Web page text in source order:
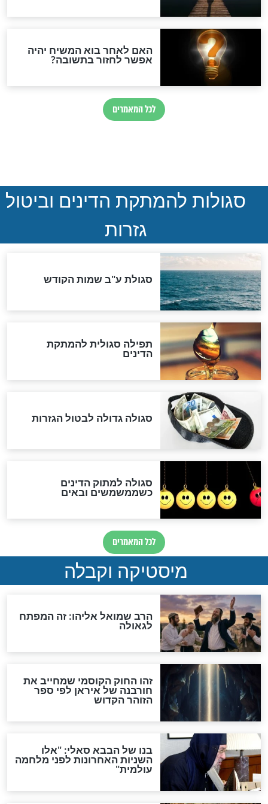
חדשות יהדות
הותר לפרסום: לוחמי מילואים
נהרגו בדרום לבנון
ההסכם החשאי של טראמפ
ואיראן: בלי שקיפות ועם הרבה
סימני שאלה
המסמך האבוד שנחשף
במרתפי מוסקבה: כתב היד
הנדיר של הרשב"ם התגלה
"מודה לקב"ה על כל השנים"
לכל המאמרים
אחרית הימים
האם אפשר לחשב את הקץ?
מה יהיה בימות המשיח?
"לפני הגאולה תהיה אפיקורסות
והכחשה גדולה מאוד של
האמונה"
האם לאחר בוא המשיח יהיה